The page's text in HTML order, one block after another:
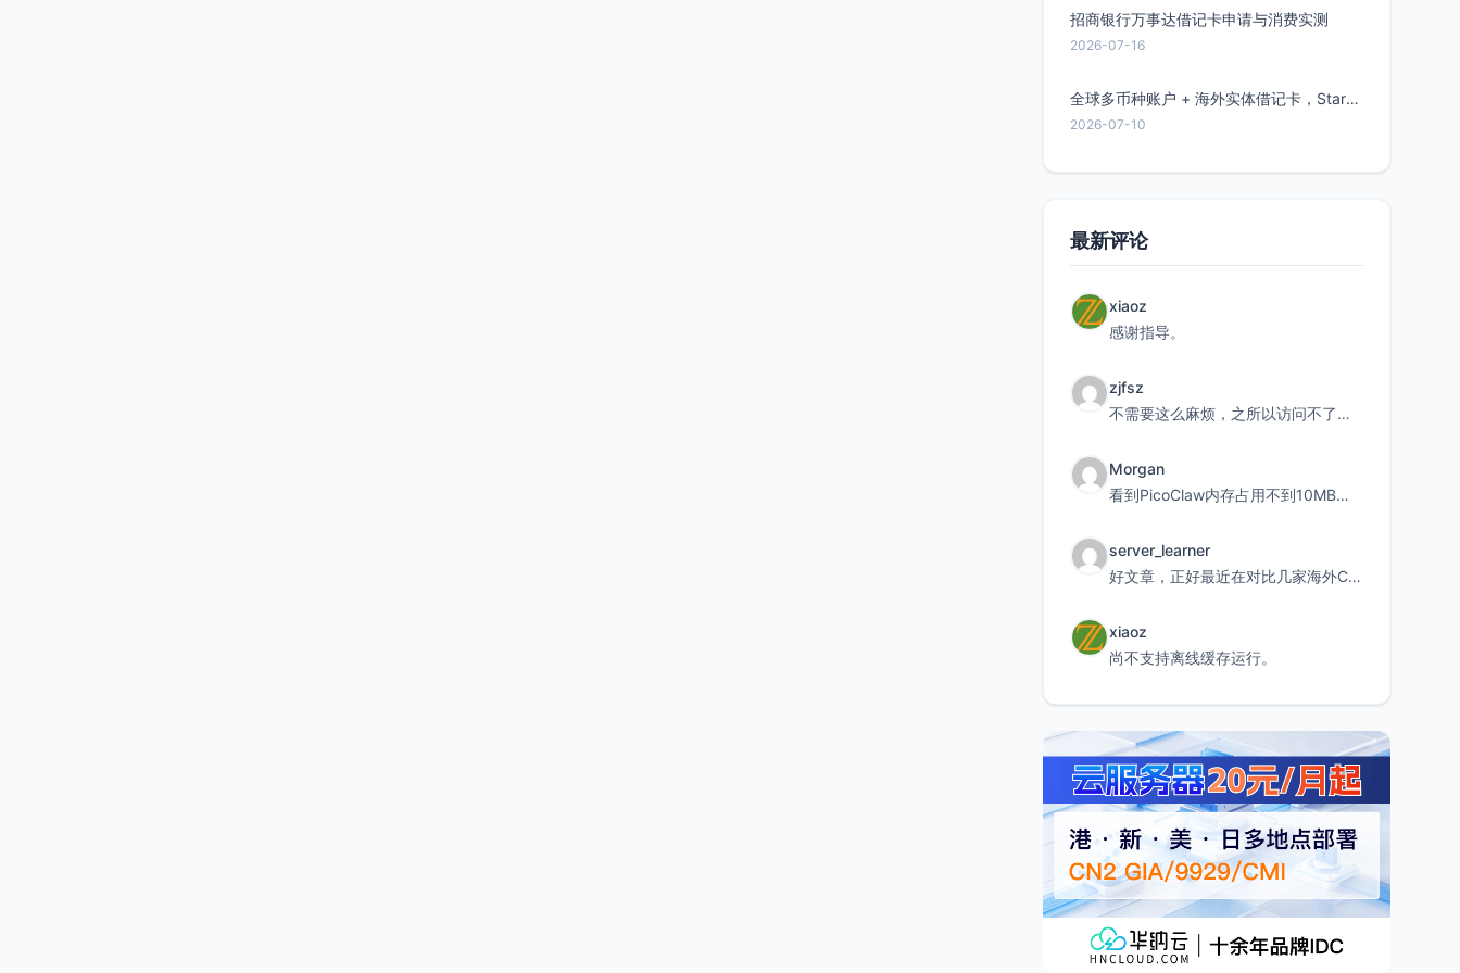
招商银行万事达借记卡申请与消费实测
2026-07-16
全球多币种账户 + 海外实体借记卡，Starryblu开户教程与注意事项
2026-07-10
最新评论
xiaoz
感谢指导。
zjfsz
不需要这么麻烦，之所以访问不了，是由于非对称路由的问题，在爱快主路由添加一条静态路由192.168.
Morgan
看到PicoClaw内存占用不到10MB这个数据真的很惊喜，确实很适合我这种想用旧设备折腾AI的小白
server_learner
好文章，正好最近在对比几家海外CDN。文中提到CF免费版不支持自定义回源端口和HOST这个痛点太真实
xiaoz
尚不支持离线缓存运行。